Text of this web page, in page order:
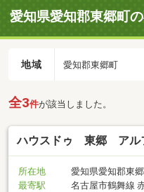
愛知県愛知郡東郷町
地域 愛知郡東郷町
全3件が該当しました。
ハウスドゥ 東郷 アル
所在地
愛知県愛知郡東
最寄駅
名古屋市鶴舞線